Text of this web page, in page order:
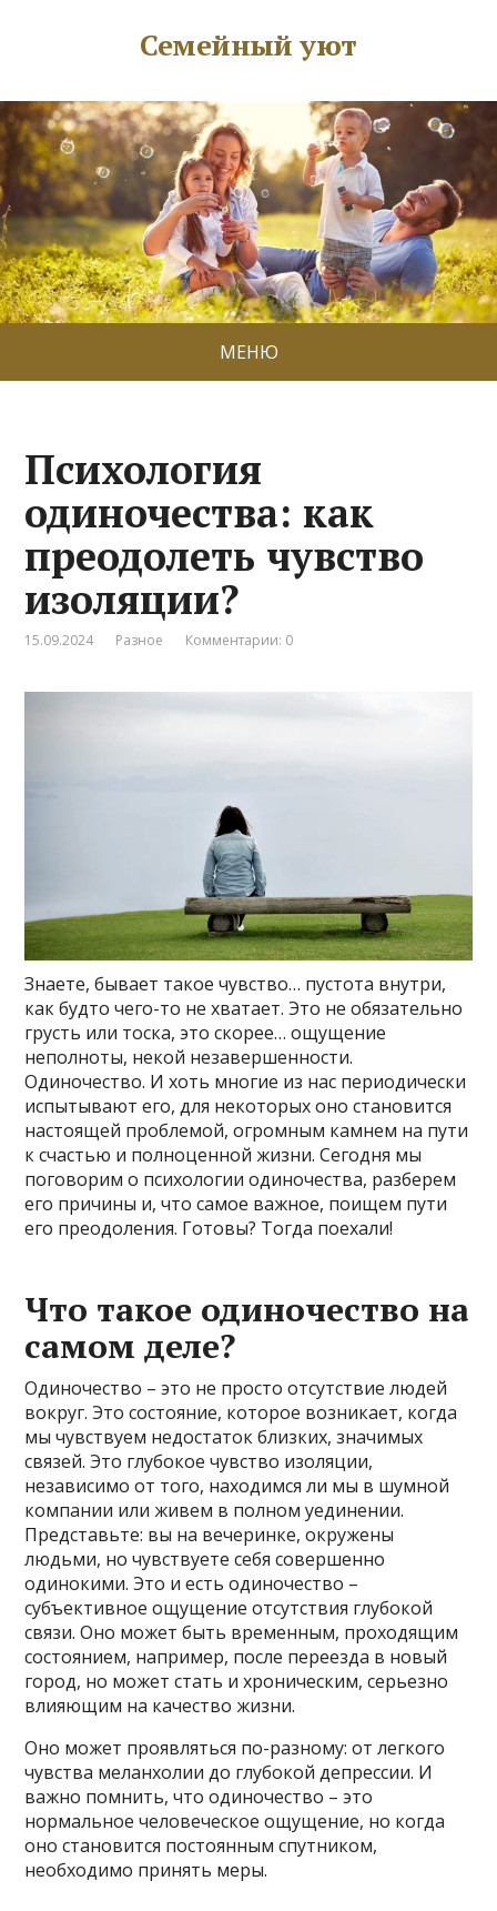
Семейный уют
МЕНЮ
Психология
одиночества: как
преодолеть чувство
изоляции?
15.09.2024 Разное Комментарии: 0
Знаете, бывает такое чувство… пустота внутри,
как будто чего-то не хватает. Это не обязательно
грусть или тоска, это скорее… ощущение
неполноты, некой незавершенности.
Одиночество. И хоть многие из нас периодически
испытывают его, для некоторых оно становится
настоящей проблемой, огромным камнем на пути
к счастью и полноценной жизни. Сегодня мы
поговорим о психологии одиночества, разберем
его причины и, что самое важное, поищем пути
его преодоления. Готовы? Тогда поехали!
Что такое одиночество на
самом деле?
Одиночество – это не просто отсутствие людей
вокруг. Это состояние, которое возникает, когда
мы чувствуем недостаток близких, значимых
связей. Это глубокое чувство изоляции,
независимо от того, находимся ли мы в шумной
компании или живем в полном уединении.
Представьте: вы на вечеринке, окружены
людьми, но чувствуете себя совершенно
одинокими. Это и есть одиночество –
субъективное ощущение отсутствия глубокой
связи. Оно может быть временным, проходящим
состоянием, например, после переезда в новый
город, но может стать и хроническим, серьезно
влияющим на качество жизни.
Оно может проявляться по-разному: от легкого
чувства меланхолии до глубокой депрессии. И
важно помнить, что одиночество – это
нормальное человеческое ощущение, но когда
оно становится постоянным спутником,
необходимо принять меры.